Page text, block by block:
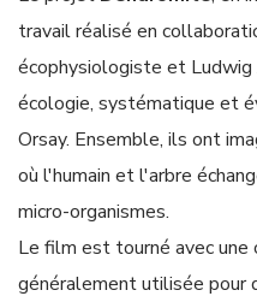
travail réalisé en
écophysiologiste et Ludwig
écologie, systématique et
Orsay. Ensemble, ils ont
où l'humain et l'arbre
micro-organismes.
Le film est tourné avec une
généralement utilisée pour